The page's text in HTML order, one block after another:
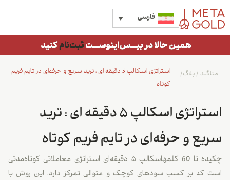
فارسی
استراتژی اسکالپ 5 دقیقه ای : ترید سریع و حرفه‌ای در تایم فریم
کوتاه
متاگلد /بلاگ/
استراتژی اسکالپ 5 دقیقه ای : ترید
سریع و حرفه‌ای در تایم فریم کوتاه
چکیده تا 60 کلمهاسکالپ ۵ دقیقه‌ای استراتژی معاملاتی کوتاه‌مدتی
است که بر کسب سودهای کوچک و متوالی تمرکز دارد. این روش با